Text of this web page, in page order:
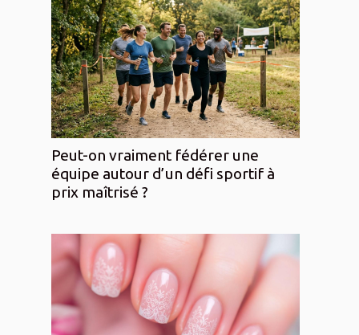
Peut-on vraiment fédérer une
équipe autour d’un défi sportif à
prix maîtrisé ?